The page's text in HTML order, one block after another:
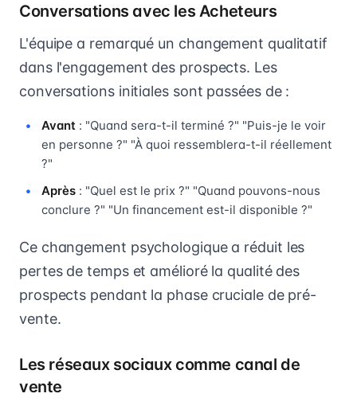
Conversations avec les Acheteurs
L'équipe a remarqué un changement qualitatif
dans l'engagement des prospects. Les
conversations initiales sont passées de :
Avant : "Quand sera-t-il terminé ?" "Puis-je le voir
en personne ?" "À quoi ressemblera-t-il réellement
?"
Après : "Quel est le prix ?" "Quand pouvons-nous
conclure ?" "Un financement est-il disponible ?"
Ce changement psychologique a réduit les
pertes de temps et amélioré la qualité des
prospects pendant la phase cruciale de pré-
vente.
Les réseaux sociaux comme canal de
vente